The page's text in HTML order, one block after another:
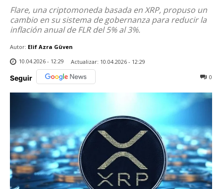
Flare, una criptomoneda basada en XRP, propuso un
cambio en su sistema de gobernanza para reducir la
inflación anual de FLR del 5% al 3%.
Autor: Elif Azra Güven
10.04.2026 - 12:29
Actualizar: 10.04.2026 - 12:29
Seguir 0